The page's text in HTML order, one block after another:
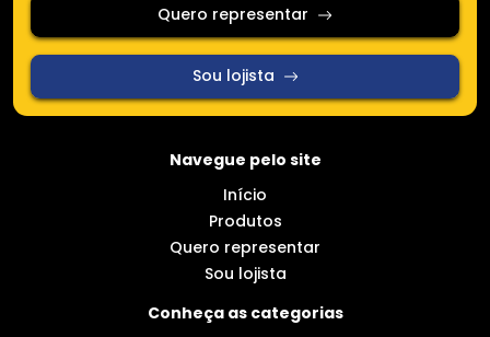
Quero representar
Sou lojista
Navegue pelo site
Início
Produtos
Quero representar
Sou lojista
Conheça as categorias